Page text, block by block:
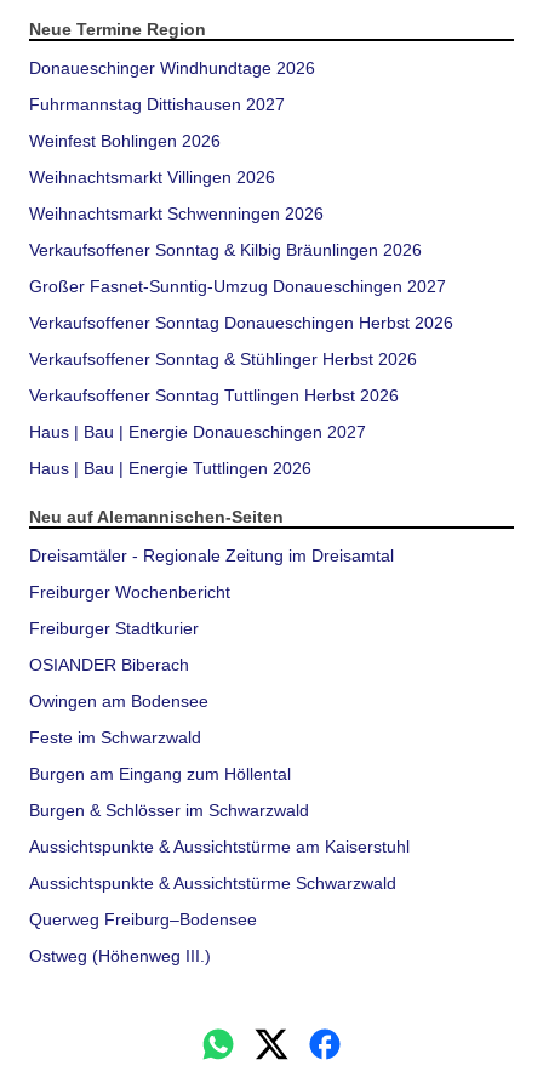
Neue Termine Region
Donaueschinger Windhundtage 2026
Fuhrmannstag Dittishausen 2027
Weinfest Bohlingen 2026
Weihnachtsmarkt Villingen 2026
Weihnachtsmarkt Schwenningen 2026
Verkaufsoffener Sonntag & Kilbig Bräunlingen 2026
Großer Fasnet-Sunntig-Umzug Donaueschingen 2027
Verkaufsoffener Sonntag Donaueschingen Herbst 2026
Verkaufsoffener Sonntag & Stühlinger Herbst 2026
Verkaufsoffener Sonntag Tuttlingen Herbst 2026
Haus | Bau | Energie Donaueschingen 2027
Haus | Bau | Energie Tuttlingen 2026
Neu auf Alemannischen-Seiten
Dreisamtäler - Regionale Zeitung im Dreisamtal
Freiburger Wochenbericht
Freiburger Stadtkurier
OSIANDER Biberach
Owingen am Bodensee
Feste im Schwarzwald
Burgen am Eingang zum Höllental
Burgen & Schlösser im Schwarzwald
Aussichtspunkte & Aussichtstürme am Kaiserstuhl
Aussichtspunkte & Aussichtstürme Schwarzwald
Querweg Freiburg–Bodensee
Ostweg (Höhenweg III.)